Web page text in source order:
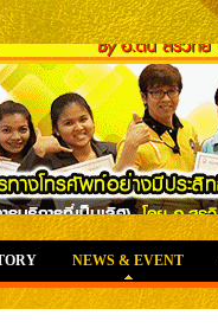
NEWS & EVENT